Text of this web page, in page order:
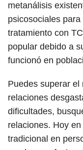
metanálisis
psicosociales
tratamiento con
popular debido a
funcionó en
Puedes superar
relaciones
dificultades,
relaciones. Hoy
tradicional en